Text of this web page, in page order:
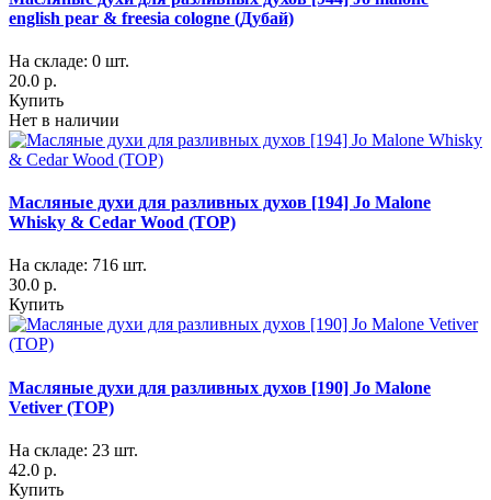
english pear & freesia cologne (Дубай)
На складе: 0 шт.
20.0 р.
Купить
Нет в наличии
Масляные духи для разливных духов [194] Jo Malone
Whisky & Cedar Wood (TOP)
На складе: 716 шт.
30.0 р.
Купить
Масляные духи для разливных духов [190] Jo Malone
Vetiver (TOP)
На складе: 23 шт.
42.0 р.
Купить